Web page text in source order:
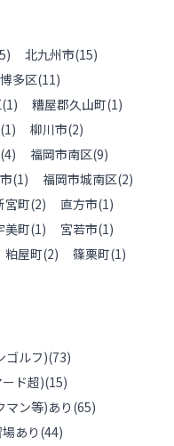
) 北九州市(15)
多区(11)
(1) 糟屋郡久山町(1)
(1) 柳川市(2)
(4) 福岡市南区(9)
(1) 福岡市城南区(2)
宮町(2) 直方市(1)
美町(1) 宮若市(1)
粕屋町(2) 篠栗町(1)
ゴルフ)(73)
ド超)(15)
マン等)あり (65)
あり(44)